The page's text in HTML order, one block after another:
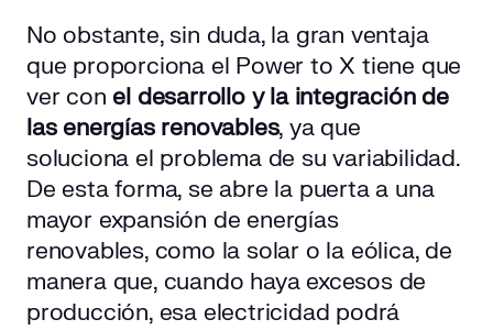
No obstante, sin duda, la gran ventaja
que proporciona el Power to X tiene que
ver con el desarrollo y la integración de
las energías renovables, ya que
soluciona el problema de su variabilidad.
De esta forma, se abre la puerta a una
mayor expansión de energías
renovables, como la solar o la eólica, de
manera que, cuando haya excesos de
producción, esa electricidad podrá